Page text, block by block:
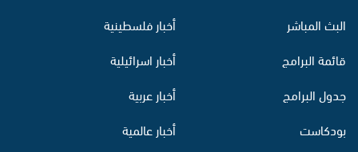
البث المباشر
قائمة البرامج
جدول البرامج
بودكاست
أخبار فلسطينية
أخبار اسرائيلية
أخبار عربية
أخبار عالمية